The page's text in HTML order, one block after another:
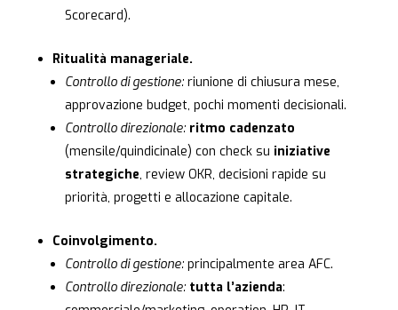
Scorecard).
Ritualità manageriale.
Controllo di gestione:riunione di chiusura mese,
approvazione budget, pochi momenti decisionali.
Controllo direzionale: ritmo cadenzato
(mensile/quindicinale) con check su iniziative
strategiche, review OKR, decisioni rapide su
priorità, progetti e allocazione capitale.
Coinvolgimento.
Controllo di gestione:principalmente area AFC.
Controllo direzionale: tutta l’azienda: